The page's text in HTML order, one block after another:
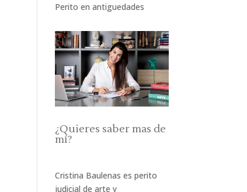
Perito en antiguedades
¿Quieres saber mas de
mí?
Cristina Baulenas es perito
judicial de arte y